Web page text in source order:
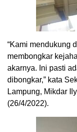
“Kami mendukung
membongkar
akarnya. Ini pasti
dibongkar,” kata
Lampung, Mikdar
(26/4/2022).